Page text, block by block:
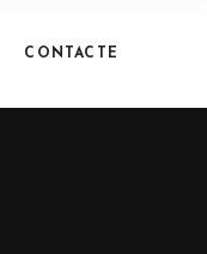
CONTACTE